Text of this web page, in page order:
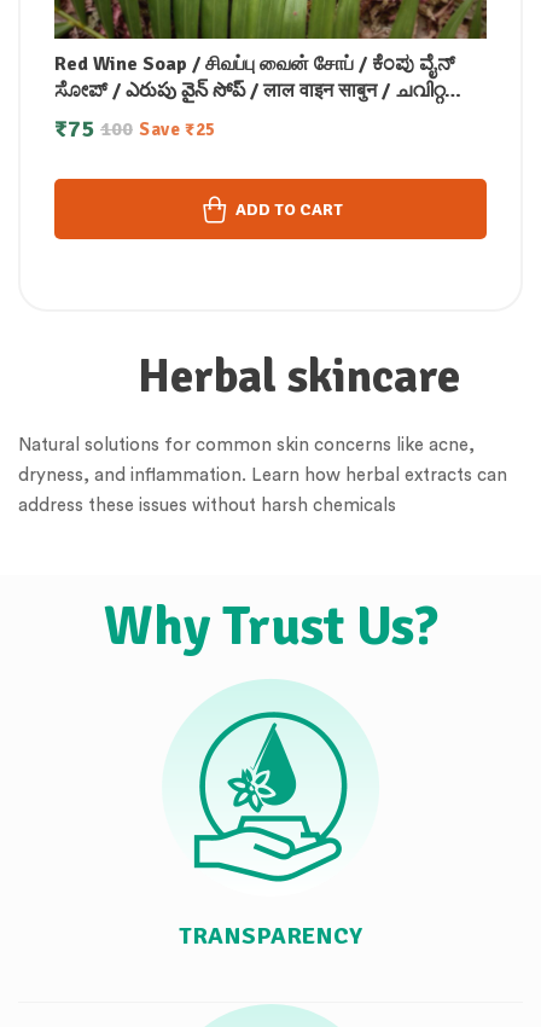
Red Wine Soap / சிவப்பு வைன் சோப் / ಕೆಂಪು ವೈನ್
ಸೋಪ್ / ఎరుపు వైన్ సోప్ / लाल वाइन साबुन / ചവിറ്റ
വൈൻ സോപ്പ്100g
100
₹75 Save ₹25
ADD TO CART
Herbal skincare
Natural solutions for common skin concerns like acne,
dryness, and inflammation. Learn how herbal extracts can
address these issues without harsh chemicals
Why Trust Us?
TRANSPARENCY